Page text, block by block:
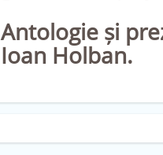
Antologie și
Ioan Holban.